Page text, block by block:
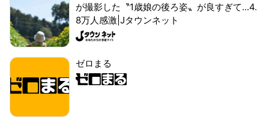
が撮影した〝1歳娘の後ろ姿〟が良すぎて...4.
8万人感激|Jタウンネット
ゼロまる